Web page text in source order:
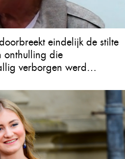
eindelijk de stilte
onthulling die
verborgen werd